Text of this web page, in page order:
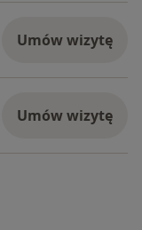
Umów wizytę
Umów wizytę